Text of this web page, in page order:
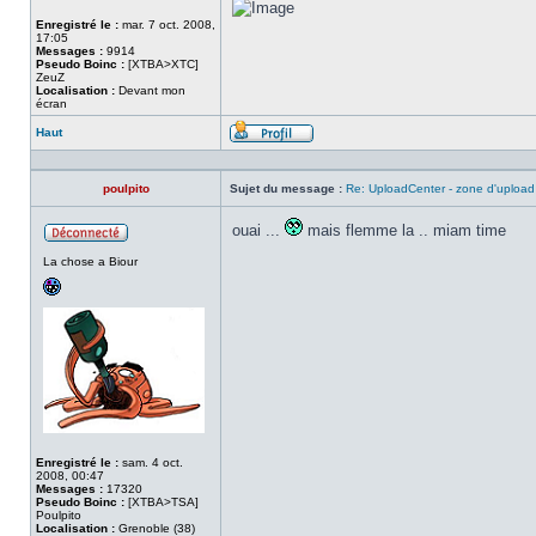
Enregistré le : mar. 7 oct. 2008,
17:05
Messages : 9914
Pseudo Boinc : [XTBA>XTC]
ZeuZ
Localisation : Devant mon
écran
Haut
Profil
poulpito Sujet du message : Re: UploadCenter - zone
ligne
La chose a Biour
Enregistré le : sam. 4 oct.
2008, 00:47
Messages : 17320
Pseudo Boinc : [XTBA>TSA]
Poulpito
Localisation : Grenoble (38)
ouai ... mais flemme la .. miam time